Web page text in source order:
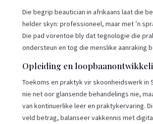
Die begrip beautician in afrikaans laat die
helder skyn: professioneel, maar met ’n
Die pad vorentoe bly dat tegnologie die
ondersteun en tog die menslike aanraking
Opleiding en
Toekoms en praktyk vir skoonheidswerk in
nie net oor glansende behandelings nie,
van kontinuerlike leer en praktykervaring.
veld betrag, balanseer vakkennis met